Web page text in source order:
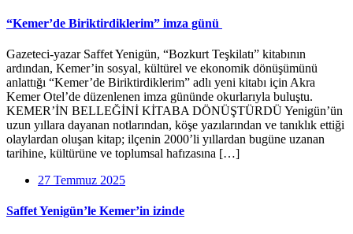
“Kemer’de Biriktirdiklerim” imza günü
Gazeteci-yazar Saffet Yenigün, “Bozkurt Teşkilatı” kitabının
ardından, Kemer’in sosyal, kültürel ve ekonomik dönüşümünü
anlattığı “Kemer’de Biriktirdiklerim” adlı yeni kitabı için Akra
Kemer Otel’de düzenlenen imza gününde okurlarıyla buluştu.
KEMER’İN BELLEĞİNİ KİTABA DÖNÜŞTÜRDÜ Yenigün’ün
uzun yıllara dayanan notlarından, köşe yazılarından ve tanıklık ettiği
olaylardan oluşan kitap; ilçenin 2000’li yıllardan bugüne uzanan
tarihine, kültürüne ve toplumsal hafızasına […]
27 Temmuz 2025
Saffet Yenigün’le Kemer’in izinde